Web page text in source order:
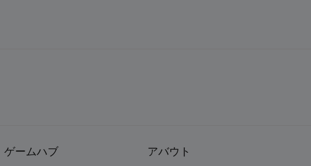
ゲームハブ アバウト